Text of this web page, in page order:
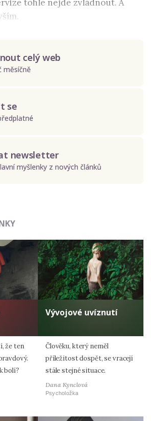
tohle nejde zvládnout. A
celý web
měsíčně
se
newsletter
myšlenky z nových článků
že ten
bolí?
Vývojové uvíznutí
Člověku, který neměl
příležitost dospět, se vracejí
stále stejné situace.
Dana Kynclová
Psycholožka